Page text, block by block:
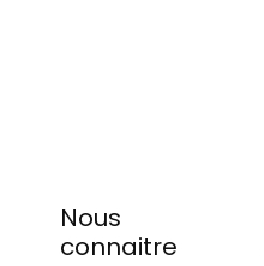
Nous
connaitre